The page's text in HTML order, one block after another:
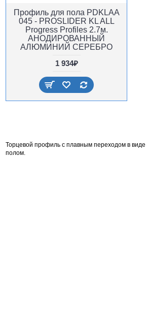
Профиль для пола PDKLAA
045 - PROSLIDER KL ALL
Progress Profiles 2.7м.
АНОДИРОВАННЫЙ
АЛЮМИНИЙ СЕРЕБРО
1 934₽
Торцевой профиль с плавным переходом в
полом.